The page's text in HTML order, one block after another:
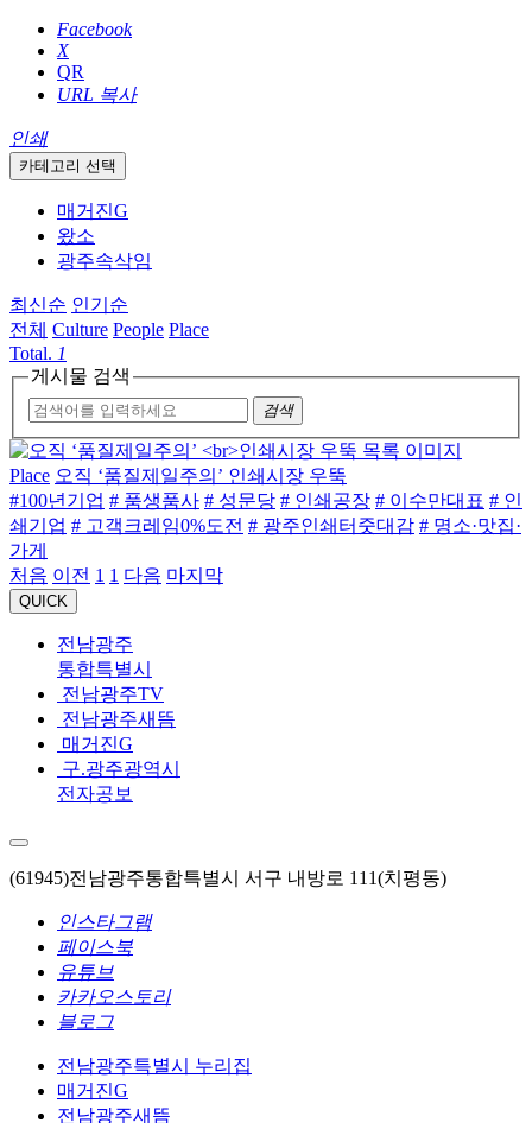
Facebook
X
QR
URL 복사
인쇄
카테고리 선택
매거진G
왔소
광주속삭임
최신순 인기순
전체 Culture People Place
Total. 1
게시물 검색
검색
Place 오직 ‘품질제일주의’ 인쇄시장 우뚝
#100년기업 # 품생품사 # 성문당 # 인쇄공장 # 이수만대표 # 인
쇄기업 # 고객크레임0%도전 # 광주인쇄터줏대감 # 명소·맛집·
가게
처음 이전 1 1 다음 마지막
QUICK
전남광주
통합특별시
전남광주TV
전남광주새뜸
매거진G
구.광주광역시
전자공보
(61945)전남광주통합특별시 서구 내방로 111(치평동)
인스타그램
페이스북
유튜브
카카오스토리
블로그
전남광주특별시 누리집
매거진G
전남광주새뜸